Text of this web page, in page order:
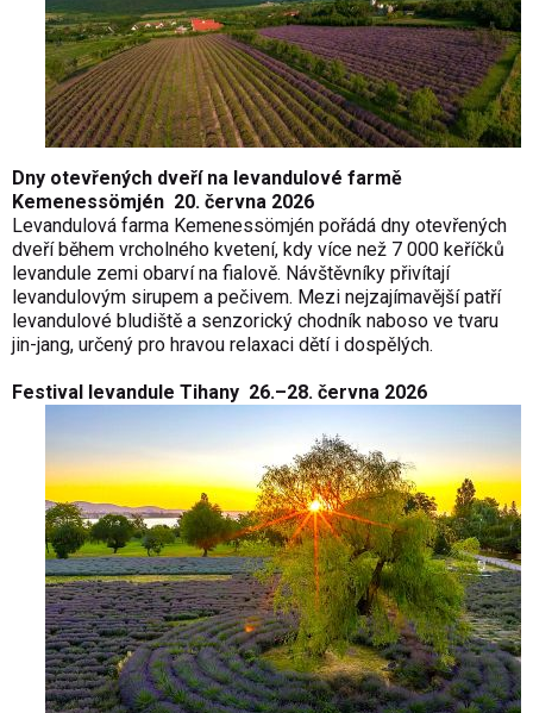
Dny otevřených dveří na levandulové farmě
Kemenessömjén 20. června 2026
Levandulová farma Kemenessömjén pořádá dny otevřených
dveří během vrcholného kvetení, kdy více než 7 000 keříčků
levandule zemi obarví na fialově. Návštěvníky přivítají
levandulovým sirupem a pečivem. Mezi nejzajímavější patří
levandulové bludiště a senzorický chodník naboso ve tvaru
jin-jang, určený pro hravou relaxaci dětí i dospělých.
Festival levandule Tihany 26.–28. června 2026